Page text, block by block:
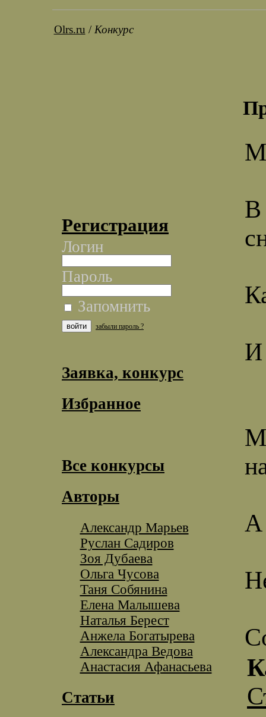
Olrs.ru / Конкурс
Регистрация
Логин
Пароль
Запомнить
забыли пароль ?
Заявка, конкурс
Избранное
Все конкурсы
Авторы
Александр Марьев
Руслан Садиров
Зоя Дубаева
Ольга Чусова
Таня Собянина
Елена Малышева
Наталья Берест
Анжела Богатырева
Александра Ведова
Анастасия Афанасьева
Статьи
В
И
А